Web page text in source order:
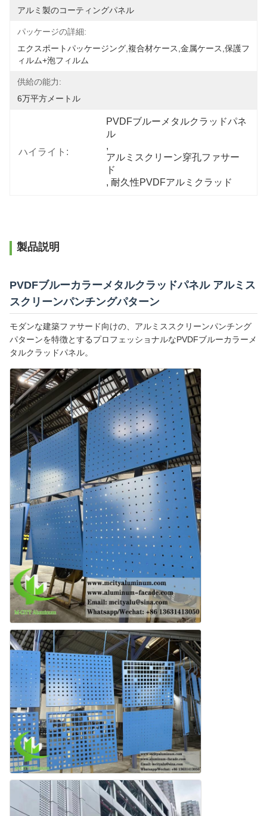
アルミ製のコーティングパネル
パッケージの詳細:
エクスポートパッケージング,複合材ケース,金属ケース,保護フ
ィルム+泡フィルム
供給の能力:
6万平方メートル
ハイライト:
PVDFブルーメタルクラッドパネ
ル
,
アルミスクリーン穿孔ファサー
ド
, 耐久性PVDFアルミクラッド
製品説明
PVDFブルーカラーメタルクラッドパネル アルミス
スクリーンパンチングパターン
モダンな建築ファサード向けの、アルミススクリーンパンチング
パターンを特徴とするプロフェッショナルなPVDFブルーカラーメ
タルクラッドパネル。